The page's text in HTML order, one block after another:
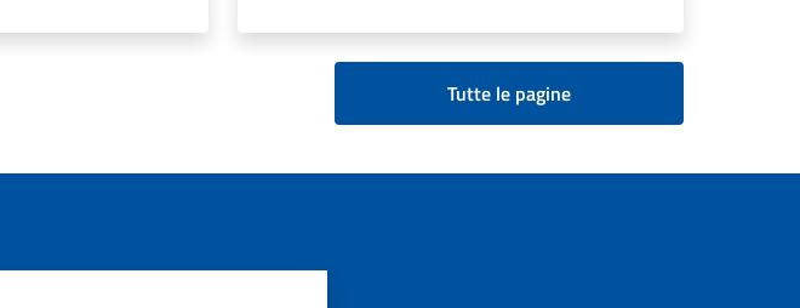
Tutte le pagine